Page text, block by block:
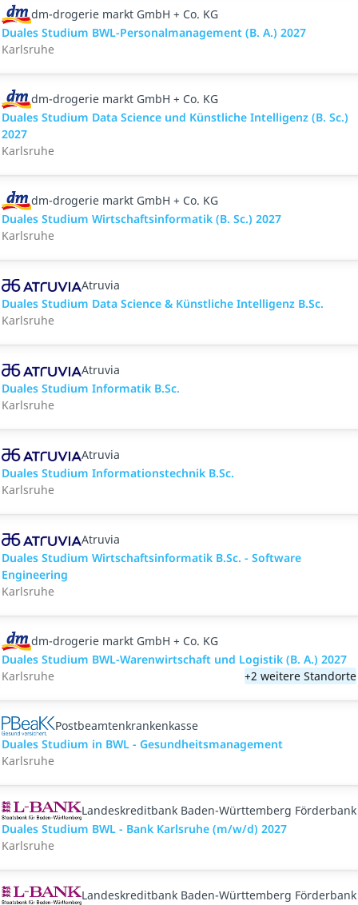
dm-drogerie markt GmbH + Co. KG
Duales Studium BWL-Personalmanagement (B. A.) 2027
Karlsruhe
dm-drogerie markt GmbH + Co. KG
Duales Studium Data Science und Künstliche Intelligenz (B. Sc.)
2027
Karlsruhe
dm-drogerie markt GmbH + Co. KG
Duales Studium Wirtschaftsinformatik (B. Sc.) 2027
Karlsruhe
Atruvia
Duales Studium Data Science & Künstliche Intelligenz B.Sc.
Karlsruhe
Atruvia
Duales Studium Informatik B.Sc.
Karlsruhe
Atruvia
Duales Studium Informationstechnik B.Sc.
Karlsruhe
Atruvia
Duales Studium Wirtschaftsinformatik B.Sc. - Software
Engineering
Karlsruhe
dm-drogerie markt GmbH + Co. KG
Duales Studium BWL-Warenwirtschaft und Logistik (B. A.) 2027
Karlsruhe
+2 weitere Standorte
Postbeamtenkrankenkasse
Duales Studium in BWL - Gesundheitsmanagement
Karlsruhe
Landeskreditbank Baden-Württemberg Förderbank
Duales Studium BWL - Bank Karlsruhe (m/w/d) 2027
Karlsruhe
Landeskreditbank Baden-Württemberg Förderbank